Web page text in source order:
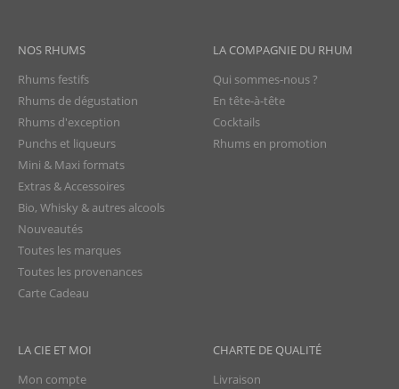
NOS RHUMS
Rhums festifs
Rhums de dégustation
Rhums d'exception
Punchs et liqueurs
Mini & Maxi formats
Extras & Accessoires
Bio, Whisky & autres alcools
Nouveautés
Toutes les marques
Toutes les provenances
Carte Cadeau
LA COMPAGNIE DU RHUM
Qui sommes-nous ?
En tête-à-tête
Cocktails
Rhums en promotion
LA CIE ET MOI
Mon compte
CHARTE DE QUALITÉ
Livraison